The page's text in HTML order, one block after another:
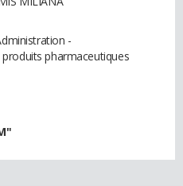
-
pharmaceutiques